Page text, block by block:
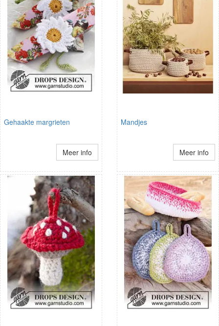
Gehaakte margrieten
Meer info
Mandjes
Meer info